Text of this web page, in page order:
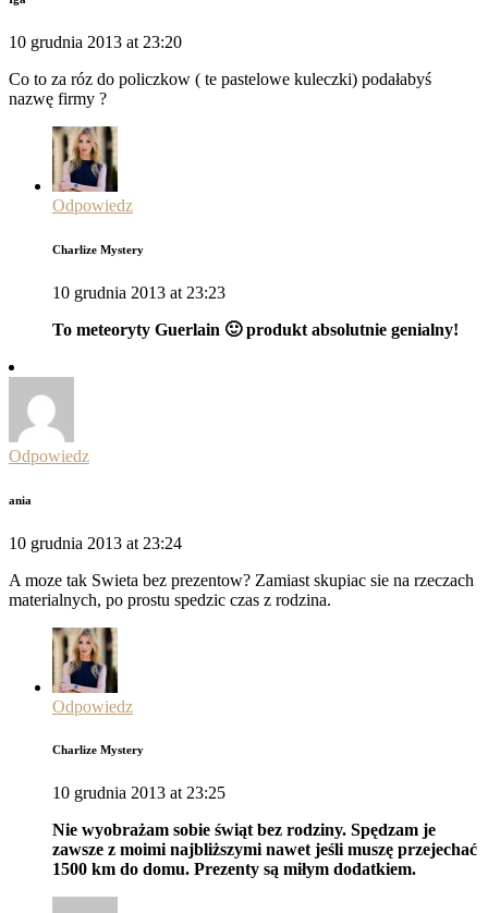
10 grudnia 2013 at 23:20
Co to za róz do policzkow ( te pastelowe kuleczki) podałabyś
nazwę firmy ?
Odpowiedz
Charlize Mystery
10 grudnia 2013 at 23:23
To meteoryty Guerlain 🙂 produkt absolutnie genialny!
Odpowiedz
ania
10 grudnia 2013 at 23:24
A moze tak Swieta bez prezentow? Zamiast skupiac sie na rzeczach
materialnych, po prostu spedzic czas z rodzina.
Odpowiedz
Charlize Mystery
10 grudnia 2013 at 23:25
Nie wyobrażam sobie świąt bez rodziny. Spędzam je
zawsze z moimi najbliższymi nawet jeśli muszę przejechać
1500 km do domu. Prezenty są miłym dodatkiem.